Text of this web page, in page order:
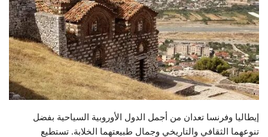
إيطاليا وفرنسا تعدان من أجمل الدول الأوروبية السياحية بفضل
تنوعهما الثقافي والتاريخي وجمال طبيعتهما الخلابة. تستطيع